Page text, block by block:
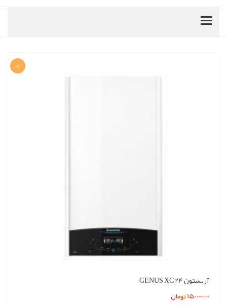
آریستون GENUS XC 24
150,000,000 تومان
0%